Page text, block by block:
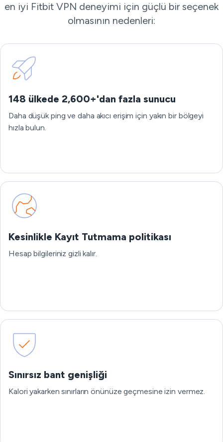
en iyi Fitbit VPN deneyimi için güçlü bir seçenek
olmasının nedenleri:
148 ülkede 2,600+'dan fazla sunucu
Daha düşük ping ve daha akıcı erişim için yakın bir bölgeyi
hızla bulun.
Kesinlikle Kayıt Tutmama politikası
Hesap bilgileriniz gizli kalır.
Sınırsız bant genişliği
Kalori yakarken sınırların önünüze geçmesine izin vermez.